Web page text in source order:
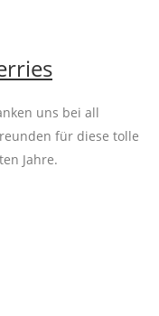
uns bei all
für diese tolle
Jahre.